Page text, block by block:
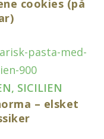
cookies (på
, SICILIEN
– elsket